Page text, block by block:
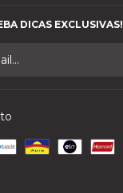
DICAS EXCLUSIVAS!